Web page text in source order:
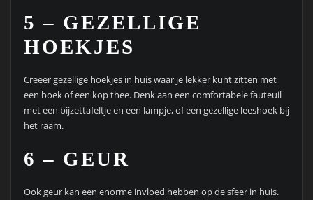
5 – GEZELLIGE
HOEKJES
Creëer gezellige hoekjes in huis waar je lekker kunt zitten met
een boek of een kop thee. Denk aan een comfortabele fauteuil
met een bijzettafeltje en een lampje, of een gezellige leeshoek bij
het raam.
6 – GEUR
Ook geur kan een enorme invloed hebben op de sfeer in huis.